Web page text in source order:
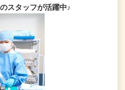
スタッフが活躍中♪